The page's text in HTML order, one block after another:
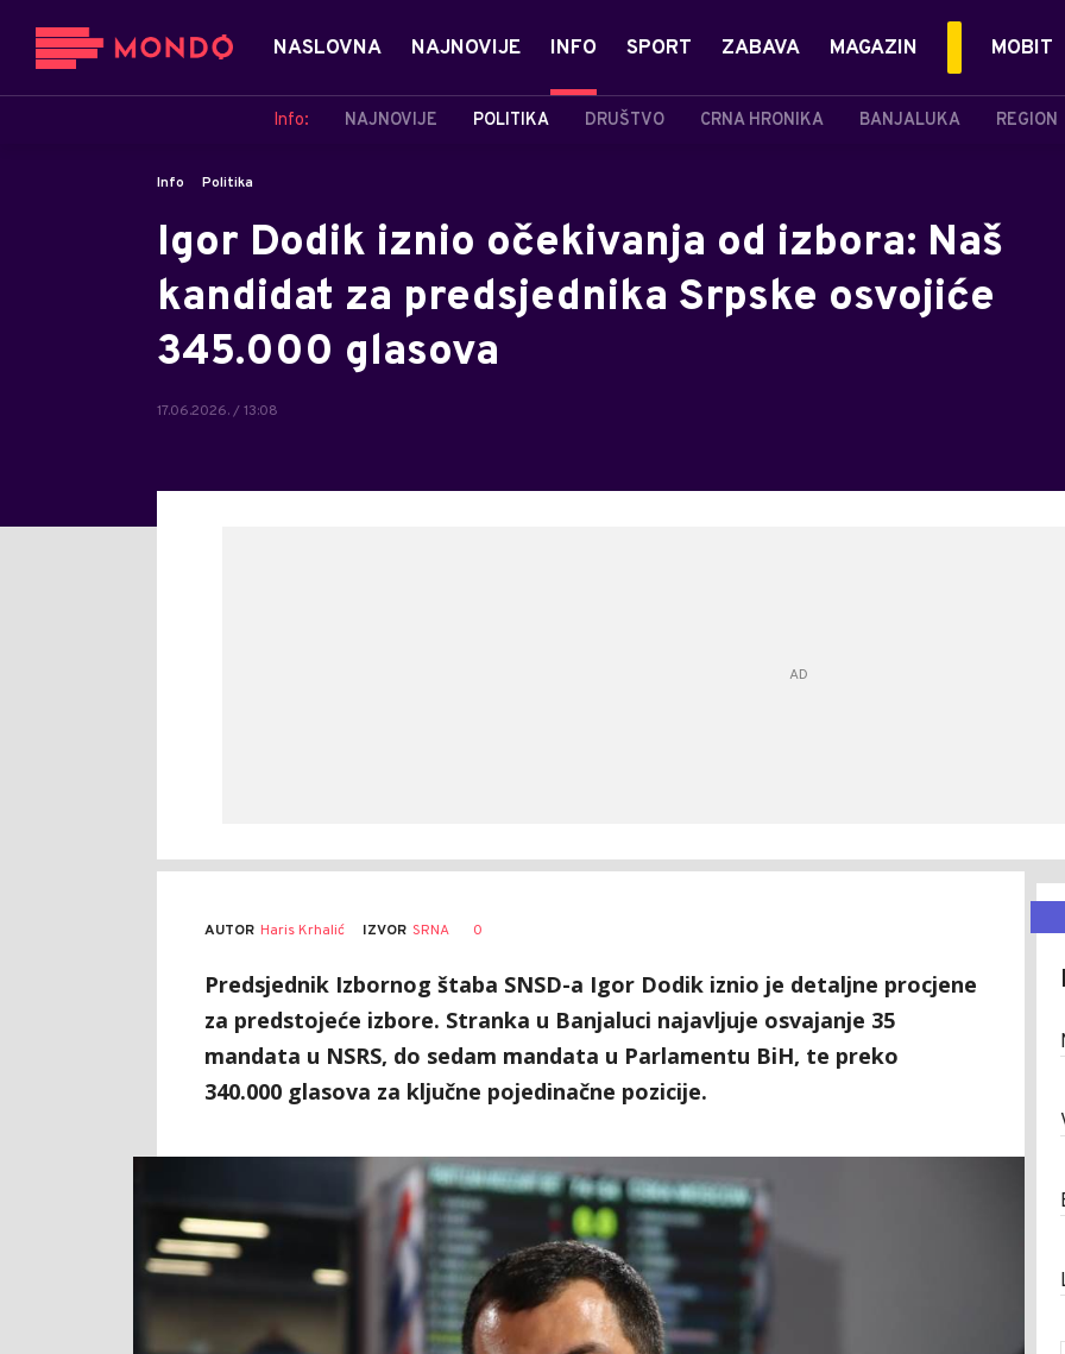
NASLOVNA NAJNOVIJE INFO
Info: NAJNOVIJE POLITIKA DRUŠTVO CRNA HRONIKA BANJALUKA REGION
SPORT ZABAVA MAGAZIN MOBIT
Info Politika
Igor Dodik iznio očekivanja od izbora: Naš
kandidat za predsjednika Srpske osvojiće
345.000 glasova
17.06.2026. / 13:08
AUTOR Haris Krhalić IZVOR SRNA 0
Predsjednik Izbornog štaba SNSD-a Igor Dodik iznio je detaljne procjene
za predstojeće izbore. Stranka u Banjaluci najavljuje osvajanje 35
mandata u NSRS, do sedam mandata u Parlamentu BiH, te preko
340.000 glasova za ključne pojedinačne pozicije.